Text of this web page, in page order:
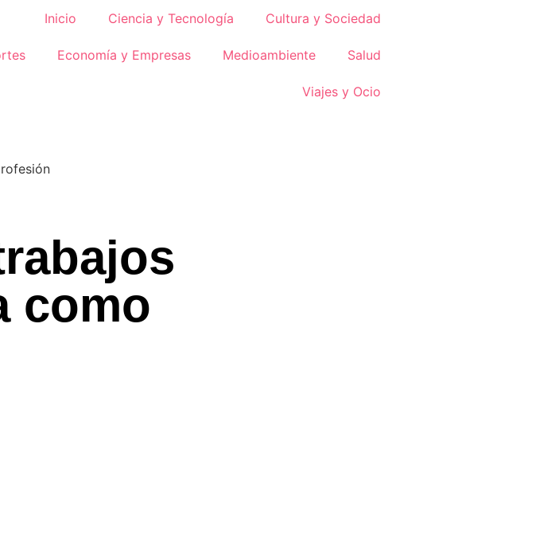
Inicio Ciencia y Tecnología Cultura y Sociedad
Economía y Empresas Medioambiente Salud
Viajes y Ocio
como